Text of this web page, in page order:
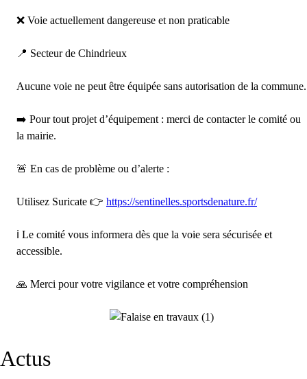
❌ Voie actuellement dangereuse et non praticable
📍 Secteur de Chindrieux
Aucune voie ne peut être équipée sans autorisation de la commune.
➡️ Pour tout projet d’équipement : merci de contacter le comité ou
la mairie.
🚨 En cas de problème ou d’alerte :
Utilisez Suricate 👉 https://sentinelles.sportsdenature.fr/
ℹ️ Le comité vous informera dès que la voie sera sécurisée et
accessible.
🙏 Merci pour votre vigilance et votre compréhension
Actus